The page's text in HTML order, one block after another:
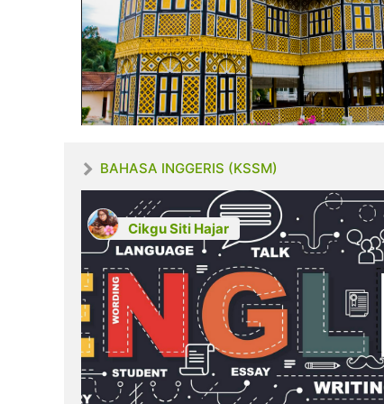
BAHASA INGGERIS (KSSM)
Cikgu Siti Hajar